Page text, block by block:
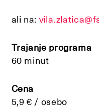
ali na:
Trajanje programa
60 minut
Cena
5,9 € / osebo